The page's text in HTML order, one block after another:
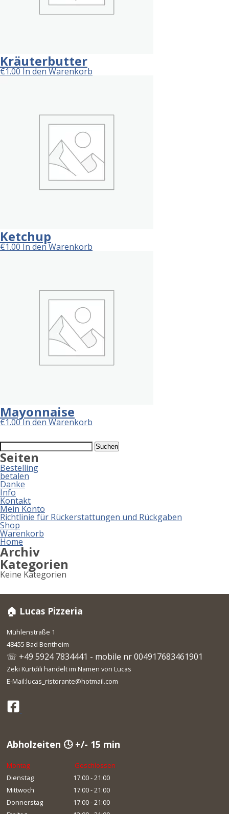
Kräuterbutter
€1.00In den Warenkorb
Ketchup
€1.00In den Warenkorb
Mayonnaise
€1.00In den Warenkorb
Suchen
nach:
Seiten
Bestelling
betalen
Danke
Info
Kontakt
Mein Konto
Richtlinie für Rückerstattungen und Rückgaben
Shop
Warenkorb
Home
Archiv
Kategorien
Keine Kategorien
🏠 Lucas Pizzeria
Mühlenstraße 1
48455 Bad Bentheim
☏ +49 5924 7834441 - mobile nr 004917683461901
Zeki Kurtdili handelt im Namen von Lucas
E-Mail:lucas_ristorante@hotmail.com
Abholzeiten 🕓 +/- 15 min
Montag
Geschlossen
Dienstag
17:00 - 21:00
Mittwoch
17:00 - 21:00
Donnerstag
17:00 - 21:00